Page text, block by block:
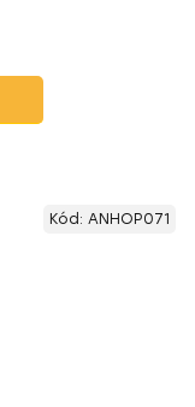
Kód: ANHOP071